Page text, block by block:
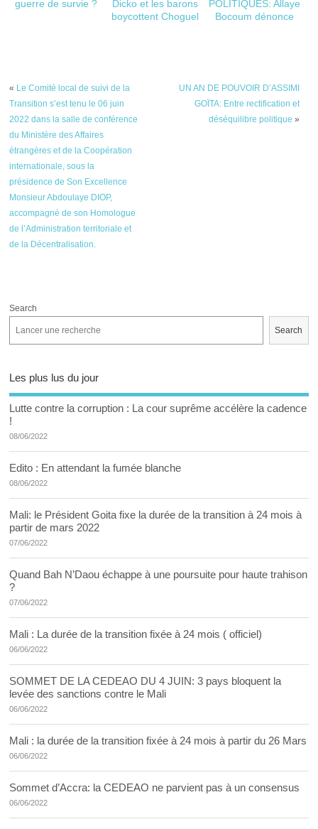
guerre de survie ?
Dicko et les barons
boycottent Choguel
POLITIQUES: Allaye
Bocoum dénonce
« Le Comité local de suivi de la
Transition s’est tenu le 06 juin
2022 dans la salle de conférence
du Ministère des Affaires
étrangères et de la Coopération
internationale, sous la
présidence de Son Excellence
Monsieur Abdoulaye DIOP,
accompagné de son Homologue
de l’Administration territoriale et
de la Décentralisation.
UN AN DE POUVOIR D’ASSIMI
GOÏTA: Entre rectification et
déséquilibre politique »
Search
Search
Les plus lus du jour
Lutte contre la corruption : La cour suprême accélère la cadence
!
08/06/2022
Edito : En attendant la fumée blanche
08/06/2022
Mali: le Président Goita fixe la durée de la transition à 24 mois à
partir de mars 2022
07/06/2022
Quand Bah N’Daou échappe à une poursuite pour haute trahison
?
07/06/2022
Mali : La durée de la transition fixée à 24 mois ( officiel)
06/06/2022
SOMMET DE LA CEDEAO DU 4 JUIN: 3 pays bloquent la
levée des sanctions contre le Mali
06/06/2022
Mali : la durée de la transition fixée à 24 mois à partir du 26 Mars
06/06/2022
Sommet d’Accra: la CEDEAO ne parvient pas à un consensus
06/06/2022